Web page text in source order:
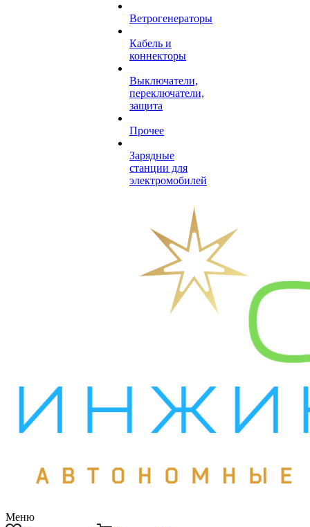
Ветрогенераторы
Кабель и
коннекторы
Выключатели,
переключатели,
защита
Прочее
Зарядные
станции для
электромобилей
Меню